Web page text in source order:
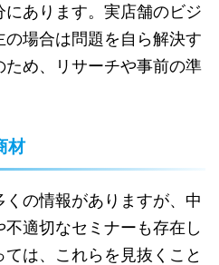
あります。実店舗のビジ
場合は問題を自ら解決す
め、リサーチや事前の準
材
の情報がありますが、中
適切なセミナーも存在し
は、これらを見抜くこと